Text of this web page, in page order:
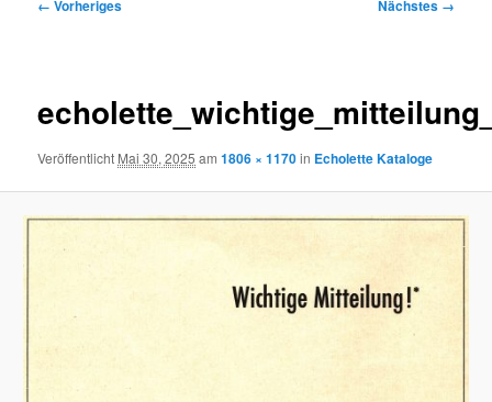
← Vorheriges Nächstes →
Veröffentlicht Mai 30, 2025 am1806 × 1170in Echolette Kataloge